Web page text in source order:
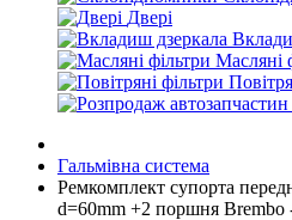
Двері
Масляні
Гальмівна система
Ремкомплект супорта
d=60mm +2 поршня